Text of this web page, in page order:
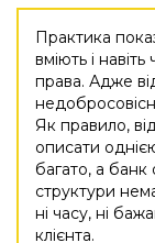
Практика
вміють і
права. Адже
Як правило,
описати
багато, а банк
структури
ні часу, ні
клієнта.